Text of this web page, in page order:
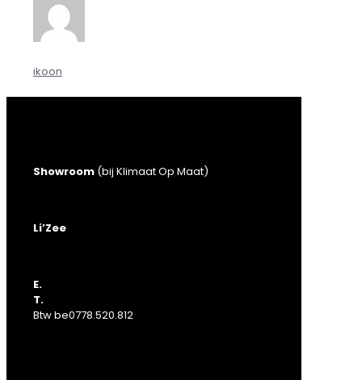
ikoon
Showroom (bij Klimaat Op Maat)
Li’Zee
E.
T.
Btw be0778.520.812